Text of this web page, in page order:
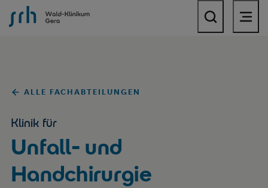
SRH Wald-Klinikum Gera
ALLE FACHABTEILUNGEN
Klinik für
Unfall- und
Handchirurgie